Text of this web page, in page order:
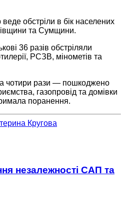
веде обстріли в бік населених
та Сумщини.
36 разів обстріляли
РСЗВ, мінометів та
чотири рази — пошкоджено
газопровід та домівки
поранення.
Кругова
незалежності САП та